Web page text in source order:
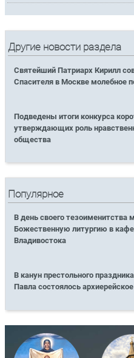
Другие новости раздела
Святейший Патриарх Кирилл
Спасителя в Москве молебное
Подведены итоги конкурса
утверждающих роль
общества
Популярное
В день своего тезоименитства
Божественную литургию в
Владивостока
В канун престольного
Павла состоялось